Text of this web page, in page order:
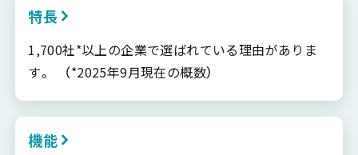
特長
1,700社*以上の企業で選ばれている理由がありま
す。 （*2025年9月現在の概数）
機能